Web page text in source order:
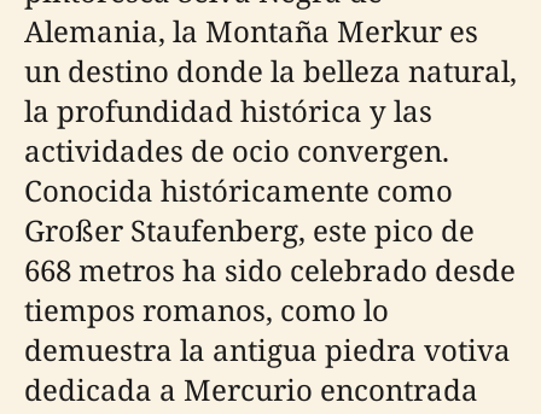
Alemania, la Montaña Merkur es
un destino donde la belleza natural,
la profundidad histórica y las
actividades de ocio convergen.
Conocida históricamente como
Großer Staufenberg, este pico de
668 metros ha sido celebrado desde
tiempos romanos, como lo
demuestra la antigua piedra votiva
dedicada a Mercurio encontrada